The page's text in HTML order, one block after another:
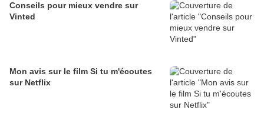
Conseils pour mieux vendre sur
Vinted
Mon avis sur le film Si tu m'écoutes
sur Netflix